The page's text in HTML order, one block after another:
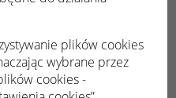
plików cookies
wybrane przez
cookies -